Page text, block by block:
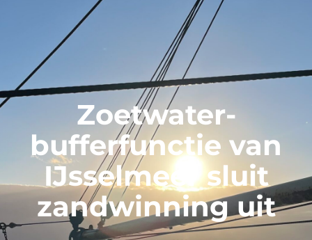
Zoetwater-
bufferfunctie van
IJsselmeer sluit
zandwinning uit